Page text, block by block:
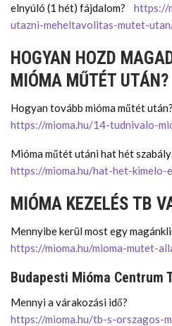
elnyúló (1 hét) fájdalom? https://
utazni-meheltavolitas-mutet-
HOGYAN HOZD
MIÓMA MŰTÉT UTÁN?
Hogyan tovább mióma műtét után?
https://mioma.hu/14-tudnivalo-
Mióma műtét utáni hat hét
https://mioma.hu/hat-het-
MIÓMA KEZELÉS TB
Mennyibe kerül most egy
https://mioma.hu/mioma-mutet-
Budapesti Mióma Centrum
Mennyi a várakozási idő?
https://mioma.hu/tb-s-orszagos-